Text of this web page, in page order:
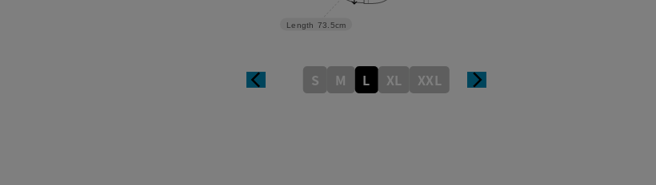
Length 73.5cm
S M L XL XXL